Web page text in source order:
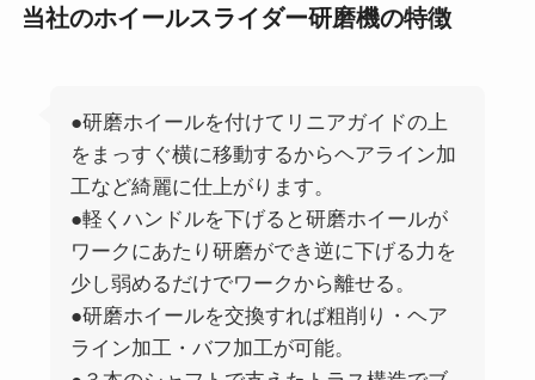
当社のホイールスライダー研磨機の特徴
●研磨ホイールを付けてリニアガイドの上
をまっすぐ横に移動するからヘアライン加
工など綺麗に仕上がります。
●軽くハンドルを下げると研磨ホイールが
ワークにあたり研磨ができ逆に下げる力を
少し弱めるだけでワークから離せる。
●研磨ホイールを交換すれば粗削り・ヘア
ライン加工・バフ加工が可能。